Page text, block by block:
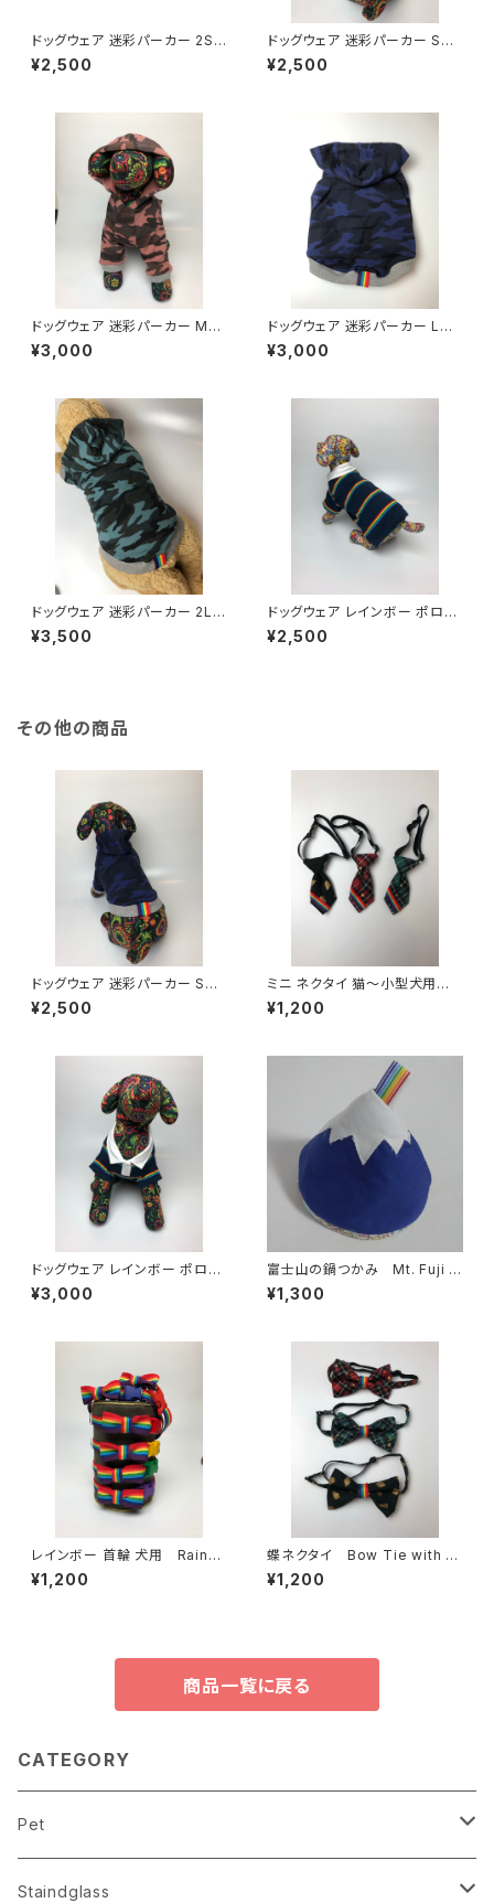
ドッグウェア 迷彩パーカー 2Sサ
イズ Dog clothes Camoufl
age Hoodie 2Ssize
¥2,500
ドッグウェア 迷彩パーカー Sサ
イズ Dog clothes Camoufl
age Hoodie Ssize
¥2,500
ドッグウェア 迷彩パーカー Mサ
イズ Dog clothes Camoufl
age Hoodie Msize
¥3,000
ドッグウェア 迷彩パーカー Lサ
イズ Dog clothes Camoufl
age Hoodie Lsize
¥3,000
ドッグウェア 迷彩パーカー 2Lサ
イズ Dog clothes Camoufl
age Hoodie 2Lsize
¥3,500
ドッグウェア レインボー ポロシ
ャツ 2Sサイズ Dog clothes
Rainbow Polo Shirt 2Ssize
¥2,500
その他の商品
ドッグウェア 迷彩パーカー Sサ
イズ Dog clothes Camoufl
age Hoodie Ssize
¥2,500
ミニ ネクタイ 猫～小型犬用
Mini Tie for Cat and Dog
¥1,200
ドッグウェア レインボー ポロシ
ャツ Mサイズ Dog clothes
Rainbow Polo Shirt Msize
¥3,000
富士山の鍋つかみ Mt. Fuji P
ot Holder
¥1,300
レインボー 首輪 犬用 Rainb
ow Collar for Dog
¥1,200
蝶ネクタイ Bow Tie with R
ainbow Tape
¥1,200
商品一覧に戻る
CATEGORY
Pet
Clothes
Staindglass